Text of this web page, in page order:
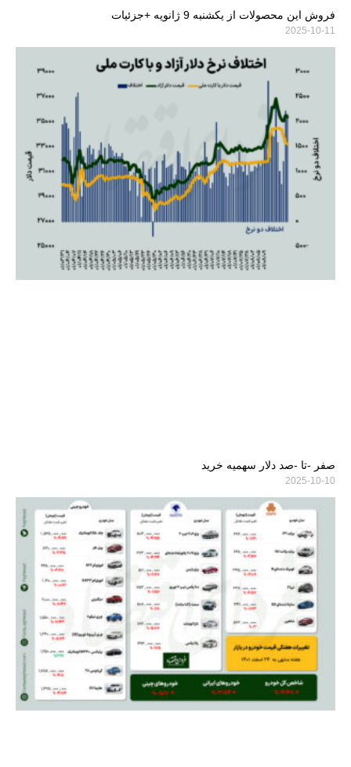
فروش این محصولات از یکشنبه 9 ژانویه +جزئیات
2025-10-11
صفر -تا -صد دلار سهمیه خرید
2025-10-10